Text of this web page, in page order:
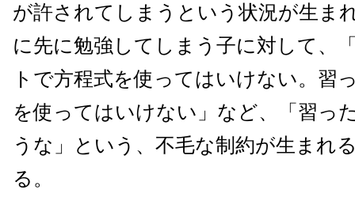
が許されてしまうという状況が生ま
に先に勉強してしまう子に対して、
トで方程式を使ってはいけない。習
を使ってはいけない」など、「習っ
うな」という、不毛な制約が生まれ
る。